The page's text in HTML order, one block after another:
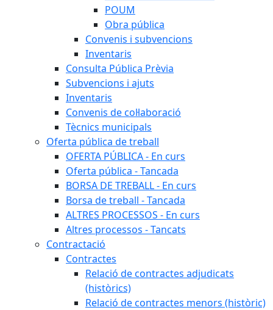
POUM
Obra pública
Convenis i subvencions
Inventaris
Consulta Pública Prèvia
Subvencions i ajuts
Inventaris
Convenis de col·laboració
Tècnics municipals
Oferta pública de treball
OFERTA PÚBLICA - En curs
Oferta pública - Tancada
BORSA DE TREBALL - En curs
Borsa de treball - Tancada
ALTRES PROCESSOS - En curs
Altres processos - Tancats
Contractació
Contractes
Relació de contractes adjudicats
(històrics)
Relació de contractes menors (històric)